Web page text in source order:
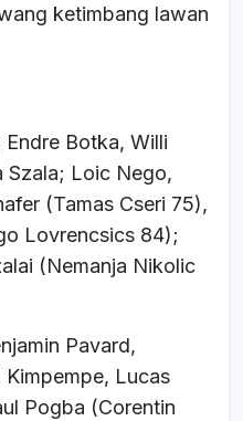
ketimbang lawan
Endre Botka, Willi
Szala; Loic Nego,
(Tamas Cseri 75),
Lovrencsics 84);
(Nemanja Nikolic
Pavard,
Kimpempe, Lucas
Pogba (Corentin